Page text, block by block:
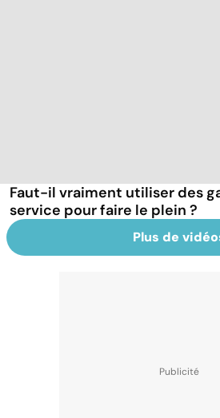
Faut-il vraiment utiliser des
service pour faire le plein ?
Plus de